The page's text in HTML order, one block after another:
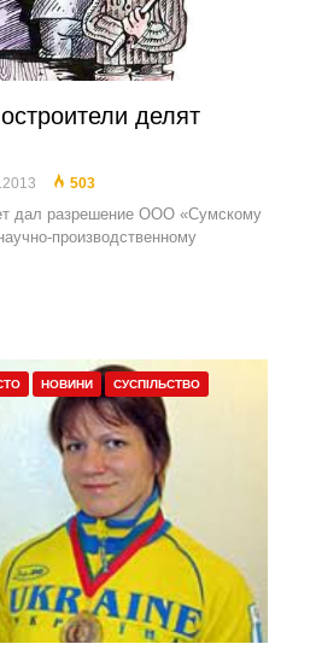
делят
503
дал разрешение ООО «Сумскому
производственному
НОВИНИ СУСПІЛЬСТВО